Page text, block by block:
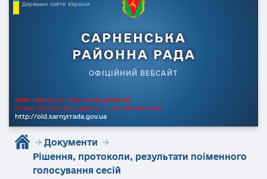
Державні сайти України
САРНЕНСЬКА
РАЙОННА РАДА
ОФІЦІЙНИЙ ВЕБСАЙТ
Сайт працює в тестовому режимі.
Стара версія сайту доступна за посиланням
http://old.sarnyrrada.gov.ua
→ Документи →
Рішення, протоколи, результати поіменного
голосування сесій